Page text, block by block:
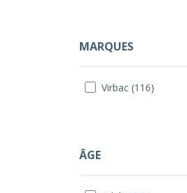
MARQUES
Virbac (116)
ÂGE